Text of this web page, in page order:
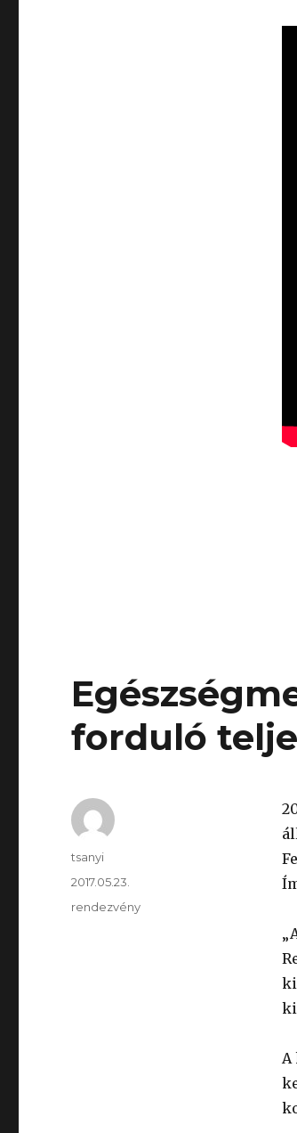
forduló
ki
A
Szerző
tsanyi
Közzétéve
2017.05.23.
Kategória
rendezvény